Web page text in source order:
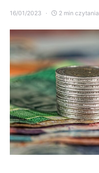
16/01/2023 2 min czytania